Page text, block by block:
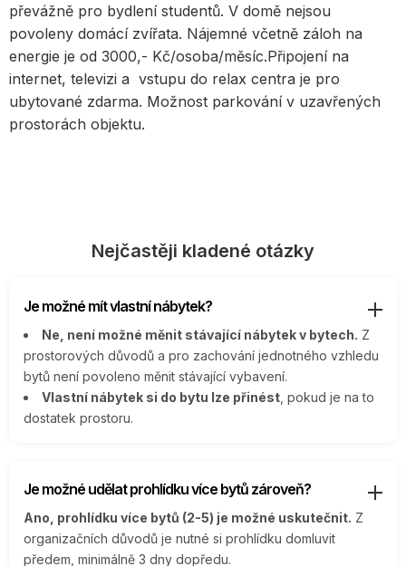
převážně pro bydlení studentů. V domě nejsou
povoleny domácí zvířata. Nájemné včetně záloh na
energie je od 3000,- Kč/osoba/měsíc.Připojení na
internet, televizi a vstupu do relax centra je pro
ubytované zdarma. Možnost parkování v uzavřených
prostorách objektu.
Nejčastěji kladené otázky
Je možné mít vlastní nábytek?
Ne, není možné měnit stávající nábytek v bytech. Z
prostorových důvodů a pro zachování jednotného vzhledu
bytů není povoleno měnit stávající vybavení.
Vlastní nábytek si do bytu lze přinést , pokud je na to
dostatek prostoru.
Je možné udělat prohlídku více bytů zároveň?
Ano, prohlídku více bytů (2-5) je možné uskutečnit. Z
organizačních důvodů je nutné si prohlídku domluvit
předem, minimálně 3 dny dopředu.